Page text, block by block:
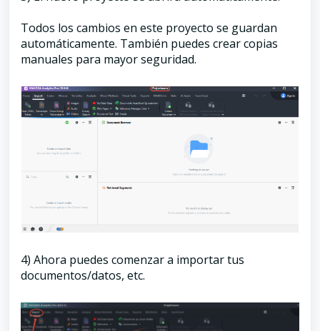
Todos los cambios en este proyecto se guardan
automáticamente. También puedes crear copias
manuales para mayor seguridad.
4) Ahora puedes comenzar a importar tus
documentos/datos, etc.